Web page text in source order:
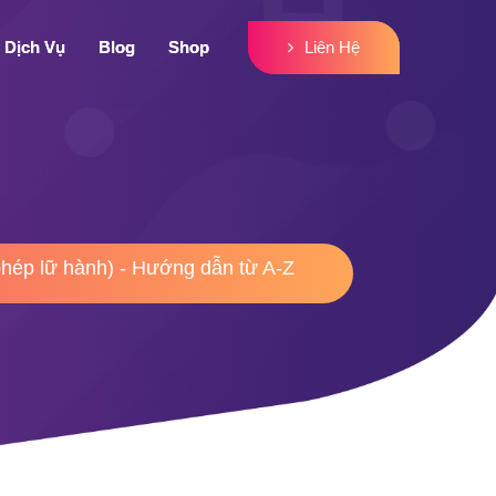
Liên Hệ
Dịch Vụ Blog Shop Liên Hệ
Dịch Vụ Blog Shop
lữ hành) - Hướng dẫn từ A-Z